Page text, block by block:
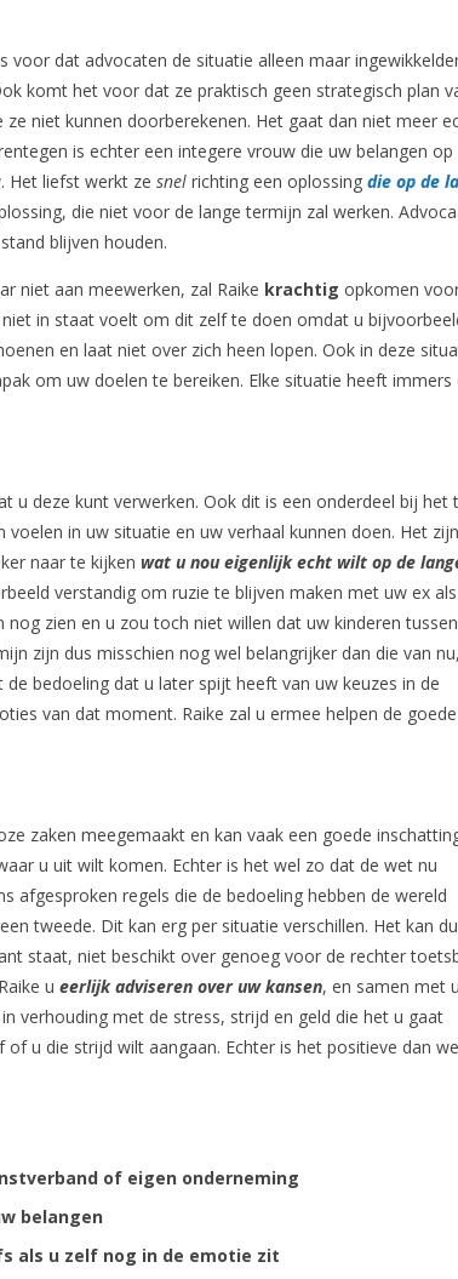
dat advocaten de situatie alleen maar
komt het voor dat ze praktisch geen strategisch plan
niet kunnen doorberekenen. Het gaat dan niet meer
is echter een integere vrouw die uw belangen op
. Het liefst werkt ze snel richting een oplossing die op de
die niet voor de lange termijn zal werken.
blijven houden.
niet aan meewerken, zal Raike krachtig opkomen
in staat voelt om dit zelf te doen omdat u
en laat niet over zich heen lopen. Ook in deze
om uw doelen te bereiken. Elke situatie heeft immers
u deze kunt verwerken. Ook dit is een onderdeel bij het
in uw situatie en uw verhaal kunnen doen. Het zijn
naar te kijken wat u nou eigenlijk echt wilt op de
verstandig om ruzie te blijven maken met uw ex
zien en u zou toch niet willen dat uw kinderen
zijn dus misschien nog wel belangrijker dan die van nu,
bedoeling dat u later spijt heeft van uw keuzes in de
van dat moment. Raike zal u ermee helpen de
zaken meegemaakt en kan vaak een goede
u uit wilt komen. Echter is het wel zo dat de wet nu
afgesproken regels die de bedoeling hebben de wereld
tweede. Dit kan erg per situatie verschillen. Het kan
staat, niet beschikt over genoeg voor de rechter
u eerlijk adviseren over uw kansen, en samen met u
verhouding met de stress, strijd en geld die het u gaat
u die strijd wilt aangaan. Echter is het positieve dan
of eigen onderneming
belangen
als u zelf nog in de emotie zit